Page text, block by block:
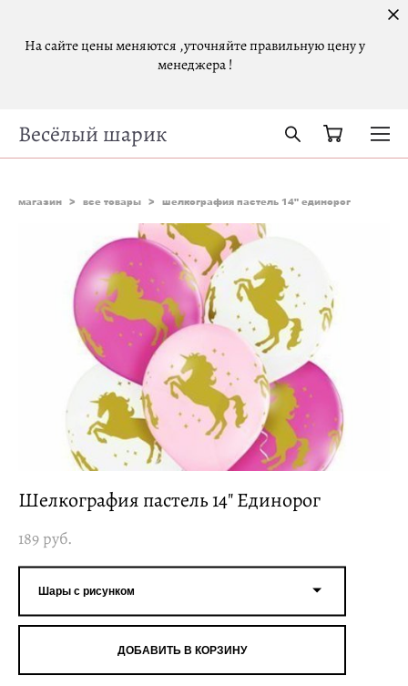
На сайте цены меняются ,уточняйте правильную цену у
менеджера !
Весёлый шарик
магазин > все товары > шелкография пастель 14" единорог
Шелкография пастель 14" Единорог
189 pуб.
Шары с рисунком
ДОБАВИТЬ В КОРЗИНУ